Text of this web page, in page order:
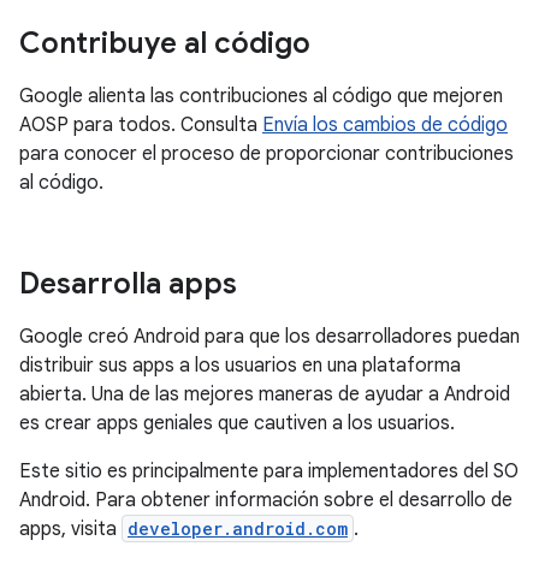
Contribuye al código
Google alienta las contribuciones al código que mejoren
AOSP para todos. Consulta Envía los cambios de código
para conocer el proceso de proporcionar contribuciones
al código.
Desarrolla apps
Google creó Android para que los desarrolladores puedan
distribuir sus apps a los usuarios en una plataforma
abierta. Una de las mejores maneras de ayudar a Android
es crear apps geniales que cautiven a los usuarios.
Este sitio es principalmente para implementadores del SO
Android. Para obtener información sobre el desarrollo de
apps, visita developer.android.com .